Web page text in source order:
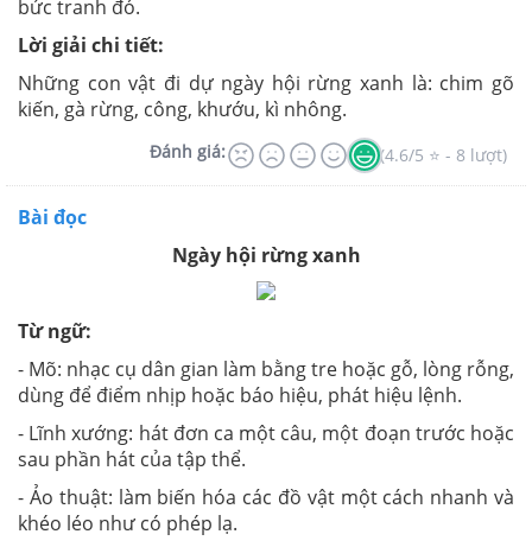
bức tranh đó.
Lời giải chi tiết:
Những con vật đi dự ngày hội rừng xanh là: chim gõ
kiến, gà rừng, công, khướu, kì nhông.
Đánh giá: (4.6/5 ⭐ - 8 lượt)
Bài đọc
Ngày hội rừng xanh
Từ ngữ:
- Mõ: nhạc cụ dân gian làm bằng tre hoặc gỗ, lòng rỗng,
dùng để điểm nhịp hoặc báo hiệu, phát hiệu lệnh.
- Lĩnh xướng: hát đơn ca một câu, một đoạn trước hoặc
sau phần hát của tập thể.
- Ảo thuật: làm biến hóa các đồ vật một cách nhanh và
khéo léo như có phép lạ.